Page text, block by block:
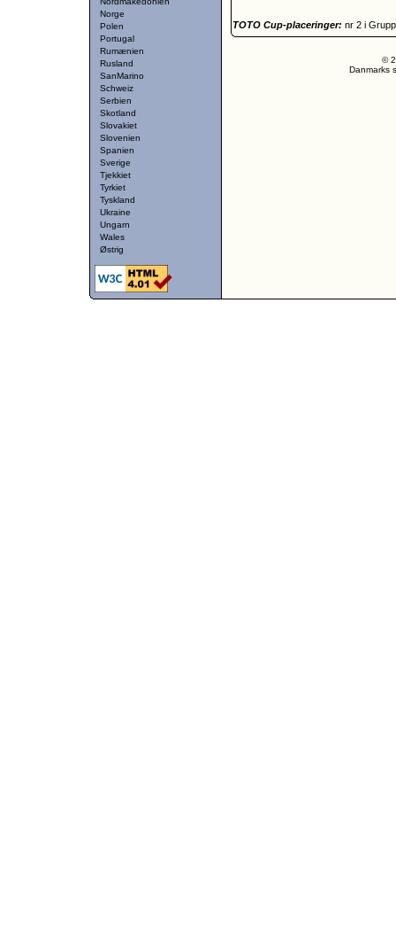
Norge
Polen
Portugal
Rumænien
Rusland
SanMarino
Schweiz
Serbien
Skotland
Slovakiet
Slovenien
Spanien
Sverige
Tjekkiet
Tyrkiet
Tyskland
Ukraine
Ungarn
Wales
Østrig
TOTO Cup-placeringer: nr 2 i
©
Danmarks